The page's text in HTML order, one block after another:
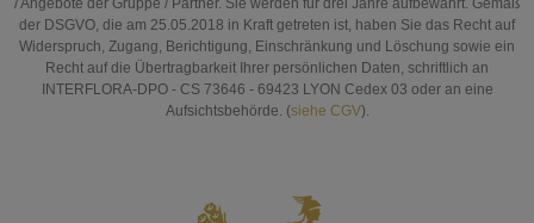
/ Angebote der Gruppe / Partner. Sie werden für drei Jahre aufbewahrt. Gemäß
der DSGVO, die am 25.05.2018 in Kraft getreten ist, haben Sie das Recht auf
Widerspruch, Zugang, Berichtigung, Einschränkung und Löschung sowie ein
Recht auf die Übertragbarkeit Ihrer persönlichen Daten, schriftlich an
INTERFLORA-DPO - CS 73646 - 69423 LYON Cedex 03 oder an eine
Aufsichtsbehörde. (siehe CGV).